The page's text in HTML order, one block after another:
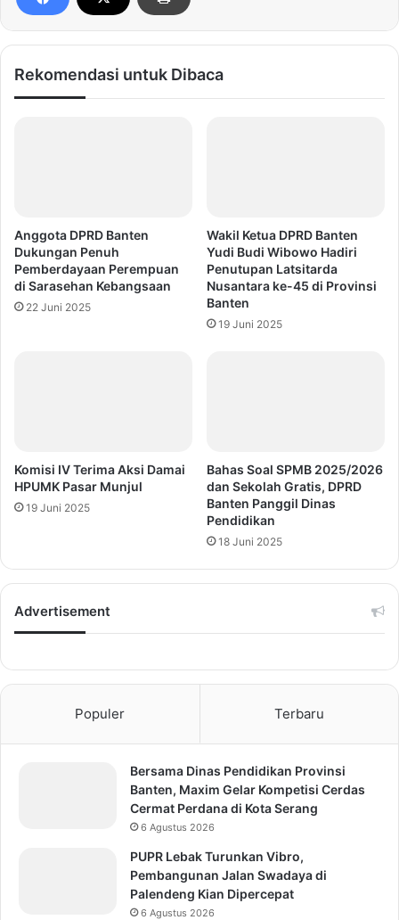
Rekomendasi untuk Dibaca
Anggota DPRD Banten
Dukungan Penuh
Pemberdayaan Perempuan
di Sarasehan Kebangsaan
22 Juni 2025
Wakil Ketua DPRD Banten
Yudi Budi Wibowo Hadiri
Penutupan Latsitarda
Nusantara ke-45 di Provinsi
Banten
19 Juni 2025
Komisi IV Terima Aksi Damai
HPUMK Pasar Munjul
19 Juni 2025
Bahas Soal SPMB 2025/2026
dan Sekolah Gratis, DPRD
Banten Panggil Dinas
Pendidikan
18 Juni 2025
Advertisement
Populer Terbaru
Bersama Dinas Pendidikan Provinsi
Banten, Maxim Gelar Kompetisi Cerdas
Cermat Perdana di Kota Serang
6 Agustus 2026
PUPR Lebak Turunkan Vibro,
Pembangunan Jalan Swadaya di
Palendeng Kian Dipercepat
6 Agustus 2026